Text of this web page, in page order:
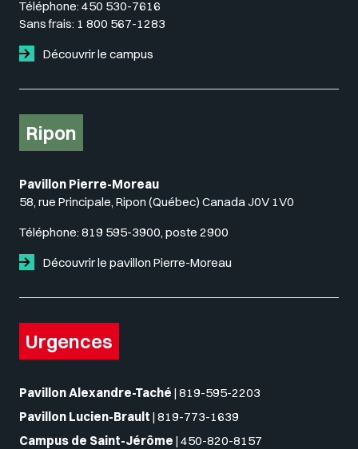
Téléphone: 450 530-7616
Sans frais: 1 800 567-1283
Découvrir le campus
Ripon
Pavillon Pierre-Moreau
58, rue Principale, Ripon (Québec) Canada J0V 1V0
Téléphone: 819 595-3900, poste 2900
Découvrir le pavillon Pierre-Moreau
Urgences
Pavillon Alexandre-Taché | 819-595-2203
Pavillon Lucien-Brault | 819-773-1639
Campus de Saint-Jérôme | 450-820-8157